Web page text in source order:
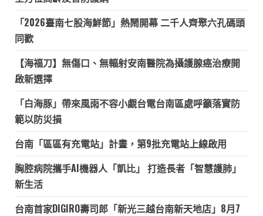
「2026臺南七股海鮮節」熱鬧開幕 二千人齊聚六孔碼頭
同歡
【海福刀】無傷口、無輻射安南醫院為攝護腺癌治療開
啟新選擇
「白海豚」帶來風雨不容小覷台電台南區處呼籲落實防
範以防災損
台南「區區有充電站」計畫，第9批充電站上線啟用
胸腔病院攜手AI機器人「凱比」 打造長者「智慧護肺」
新生活
台南首家DIGIRO壽司郎「新光三越台南新天地店」8月7